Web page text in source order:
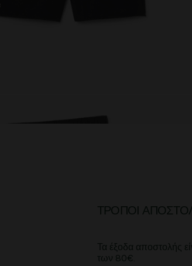
ΤΡΌΠΟΙ
Τα έξοδα αποστολής
των 80€.